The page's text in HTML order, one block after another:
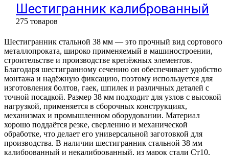
Шестигранник калиброванный
275 товаров
Шестигранник стальной 38 мм — это прочный вид сортового
металлопроката, широко применяемый в машиностроении,
строительстве и производстве крепёжных элементов.
Благодаря шестигранному сечению он обеспечивает удобство
монтажа и надёжную фиксацию, поэтому используется для
изготовления болтов, гаек, шпилек и различных деталей с
точной посадкой. Размер 38 мм подходит для узлов с высокой
нагрузкой, применяется в сборочных конструкциях,
механизмах и промышленном оборудовании. Материал
хорошо поддаётся резке, сверлению и механической
обработке, что делает его универсальной заготовкой для
производства. В наличии шестигранник стальной 38 мм
калиброванный и некалиброванный, из марок стали Ст10,